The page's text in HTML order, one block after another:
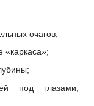
очагов;
«каркаса»;
под глазами,